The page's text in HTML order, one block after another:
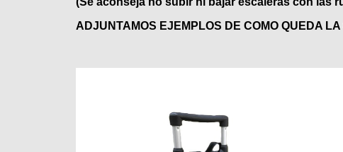
ADJUNTAMOS EJEMPLOS DE COMO QUEDA